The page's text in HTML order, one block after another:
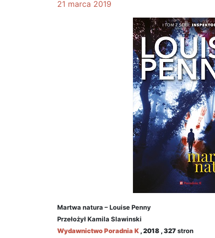
21 marca 2019
Martwa natura – Louise Penny
PrzełożyłKamila Slawinski
WydawnictwoPoradnia K , 2018 , 327stron